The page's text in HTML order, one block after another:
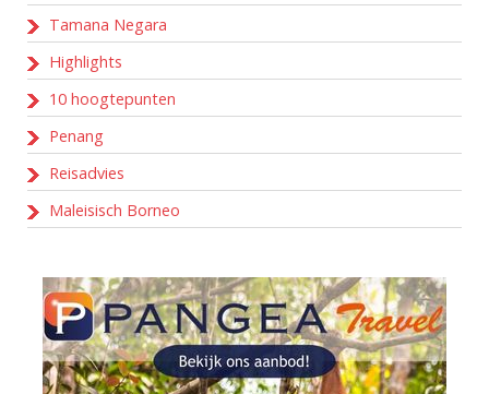
Tamana Negara
Highlights
10 hoogtepunten
Penang
Reisadvies
Maleisisch Borneo